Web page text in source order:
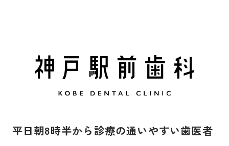
平日朝8時半から診療の通いやすい歯医者